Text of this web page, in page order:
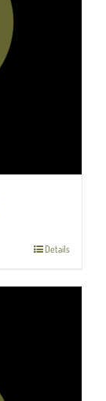
Details